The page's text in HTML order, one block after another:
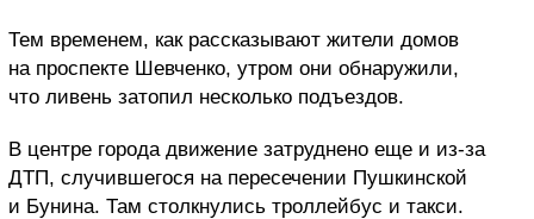
Тем временем, как рассказывают жители домов
на проспекте Шевченко, утром они обнаружили,
что ливень затопил несколько подъездов.
В центре города движение затруднено еще и из-за
ДТП, случившегося на пересечении Пушкинской
и Бунина. Там столкнулись троллейбус и такси.